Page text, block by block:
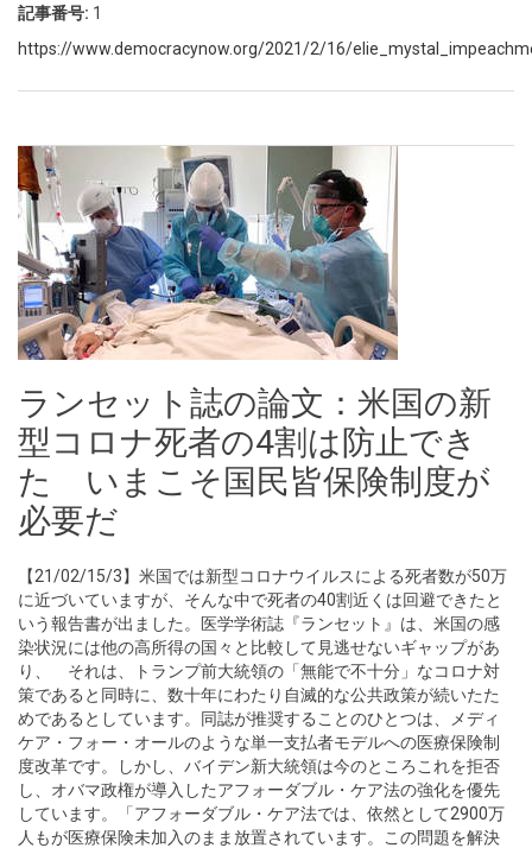
記事番号: 1
https://www.democracynow.org/2021/2/16/
ランセット誌の論文：米国の新
型コロナ死者の4割は防止でき
た いまこそ国民皆保険制度が
必要だ
【21/02/15/3】米国では新型コロナウイルスによる死者数が50万
に近づいていますが、そんな中で死者の40割近くは回避できたと
いう報告書が出ました。医学学術誌『ランセット』は、米国の感
染状況には他の高所得の国々と比較して見逃せないギャップがあ
り、 それは、トランプ前大統領の「無能で不十分」なコロナ対
策であると同時に、数十年にわたり自滅的な公共政策が続いたた
めであるとしています。同誌が推奨することのひとつは、メディ
ケア・フォー・オールのような単一支払者モデルへの医療保険制
度改革です。しかし、バイデン新大統領は今のところこれを拒否
し、オバマ政権が導入したアフォーダブル・ケア法の強化を優先
しています。「アフォーダブル・ケア法では、依然として2900万
人もが医療保険未加入のまま放置されています。この問題を解決